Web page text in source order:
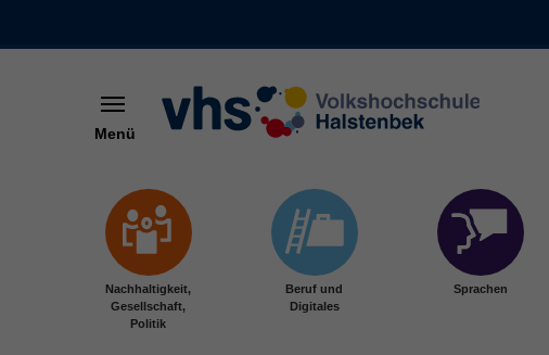
Menü
Nachhaltigkeit,
Gesellschaft,
Politik
Beruf und
Digitales
Sprachen